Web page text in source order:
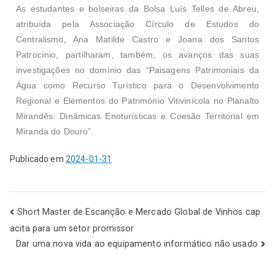
As estudantes e bolseiras da Bolsa Luís Telles de Abreu,
atribuída pela Associação Círculo de Estudos do
Centralismo, Ana Matilde Castro e Joana dos Santos
Patrocínio, partilharam, também, os avanços das suas
investigações no domínio das “Paisagens Patrimoniais da
Água como Recurso Turístico para o Desenvolvimento
Regional e Elementos do Património Vitivinícola no Planalto
Mirandês: Dinâmicas Enoturísticas e Coesão Territorial em
Miranda do Douro”.
Publicado em 2024-01-31
Short Master de Escanção e Mercado Global de Vinhos cap
acita para um setor promissor
Dar uma nova vida ao equipamento informático não usado